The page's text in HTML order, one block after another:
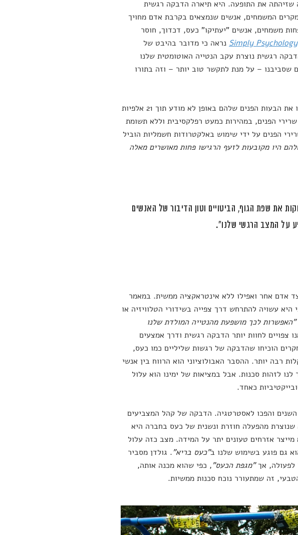
שזיהתה את התופעה. היא תיארה הדבקה רגשית
המשמחים, אנשים שנמצאים בקרבת אדם מחויך
משמחים, אנשים "יעתיקו" כעס, דכדוך, חוסר
Simply Psychology נראה כי מדובר בהיבט של
רגשית נוצרת עקב הנטייה האוטומטית שלנו
שסביבנו – על מנת לתקשר טוב יותר – וזה בתורו
היא מתארת מחקר שהראה כי סטודנטים במכללה סנכרנו את הבעות הפנים שלהם באופן לא מודע תוך 21 אלפיות
הפנים, במהירות כמעט רפלקסיבית וללא תשומת
הפנים על ידי שימוש באלקטרודות חשמליות הוביל
היו מקובעות לזעף הרגישו פחות מאושרים מאלה
את שפת הגוף, הביטויים וטון הדיבור של האנשים
על המצב הרגשי שלנו".
אדם אחר ואפילו ללא אינטראקציה ממשית. במאמר
היא עשויה להתרחש דרך צפייה בשידורי הטלוויזיה או
"האפשרות לכך מושפעת מהנטייה המולדת שלנו
צפויים לחוות יותר הדבקה רגשית ודרך אמצעים
הוכיחו שהדבקה של רגשות שליליים כמו כעס,
רבה יותר. ההסבר האבולוציוני הוא הרווח בין אנשי
לזהות סכנות. אבל במציאות של ימינו הוא עלול
כאחד.
השנים והפכו לאסטרטגיה. הדבקה של קהל המצביעים
שנוצרת מהפעלה חוזרת ונשנית של כעס בחברה היא
אזרחים טעונים יתר על המידה. מצב כזה עלול
גם פוגע בשימוש שלנו ב"כעס בריא". גולדן מסביר
לפעולה, אך"מגפת הכעס", כפי שהוא מכנה אותה,
זה שמתעורר נוכח סכנות ממשיות.